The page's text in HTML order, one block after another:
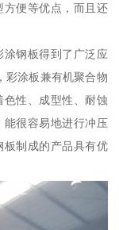
方便等优点，而且还
涂钢板得到了广泛应
彩涂板兼有机聚合物
性、成型性、耐蚀
能很容易地进行冲压
板制成的产品具有优